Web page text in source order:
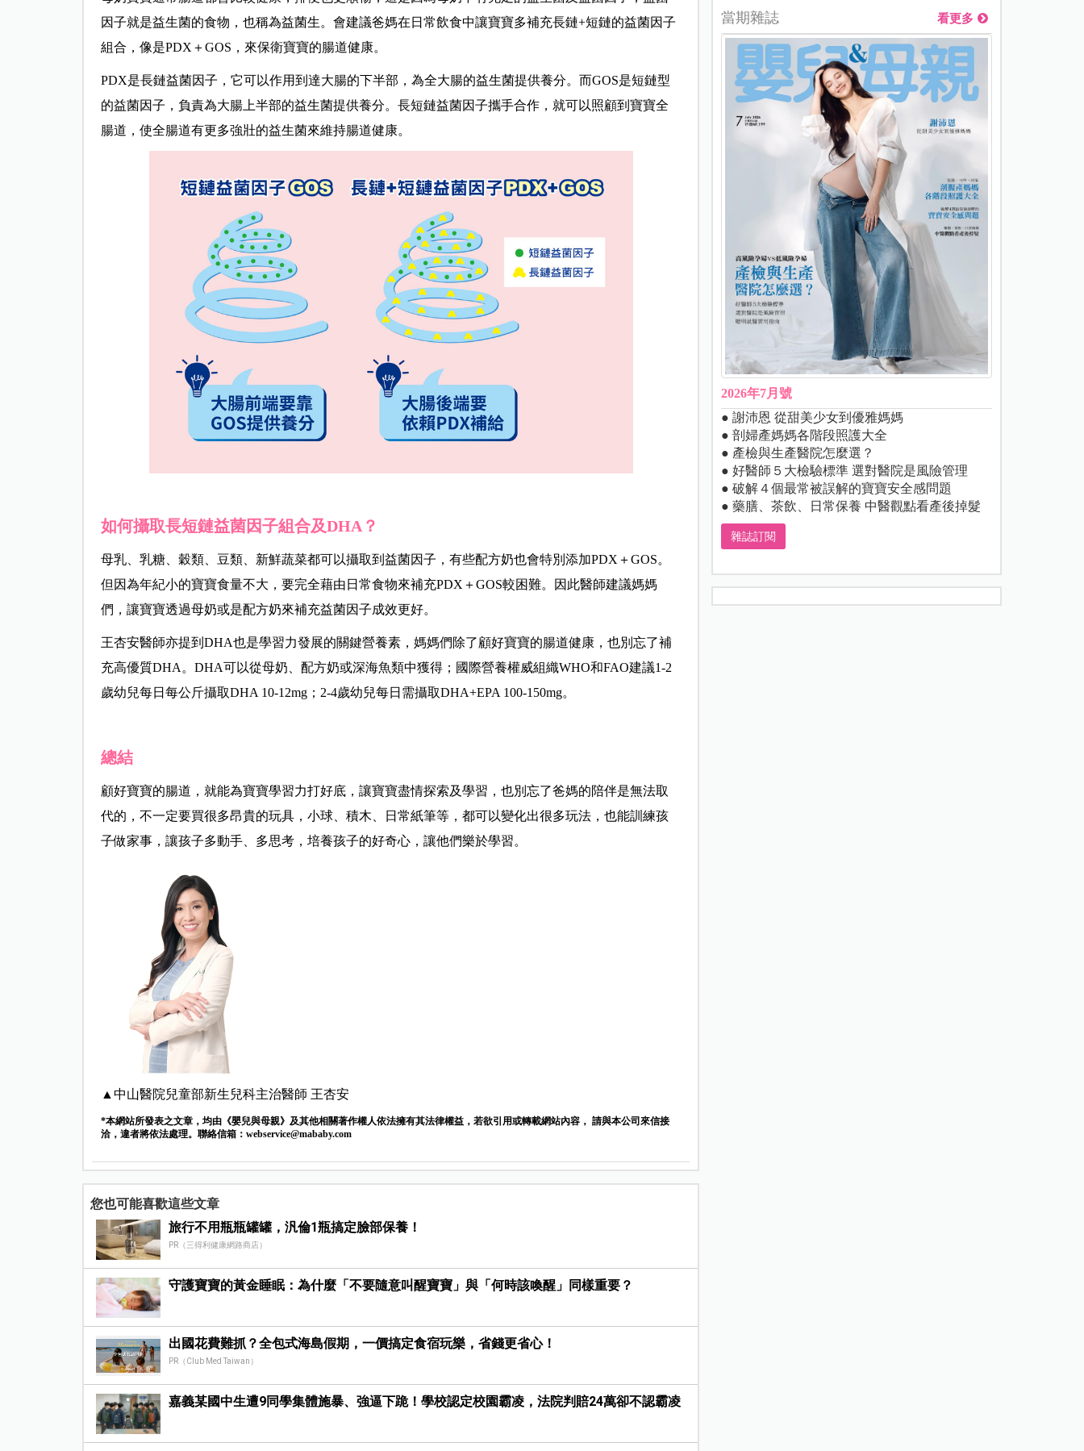
因子就是益生菌的食物，也稱為益菌生。會建議爸媽在日常飲食中讓寶寶多補充長鏈+短鏈的益菌因子
組合，像是PDX＋GOS，來保衛寶寶的腸道健康。
PDX是長鏈益菌因子，它可以作用到達大腸的下半部，為全大腸的益生菌提供養分。而GOS是短鏈型
的益菌因子，負責為大腸上半部的益生菌提供養分。長短鏈益菌因子攜手合作，就可以照顧到寶寶全
腸道，使全腸道有更多強壯的益生菌來維持腸道健康。
如何攝取長短鏈益菌因子組合及DHA？
母乳、乳糖、穀類、豆類、新鮮蔬菜都可以攝取到益菌因子，有些配方奶也會特別添加PDX＋GOS。
但因為年紀小的寶寶食量不大，要完全藉由日常食物來補充PDX＋GOS較困難。因此醫師建議媽媽
們，讓寶寶透過母奶或是配方奶來補充益菌因子成效更好。
王杏安醫師亦提到DHA也是學習力發展的關鍵營養素，媽媽們除了顧好寶寶的腸道健康，也別忘了補
充高優質DHA。DHA可以從母奶、配方奶或深海魚類中獲得；國際營養權威組織WHO和FAO建議1-2
歲幼兒每日每公斤攝取DHA 10-12mg；2-4歲幼兒每日需攝取DHA+EPA 100-150mg。
總結
顧好寶寶的腸道，就能為寶寶學習力打好底，讓寶寶盡情探索及學習，也別忘了爸媽的陪伴是無法取
代的，不一定要買很多昂貴的玩具，小球、積木、日常紙筆等，都可以變化出很多玩法，也能訓練孩
子做家事，讓孩子多動手、多思考，培養孩子的好奇心，讓他們樂於學習。
▲中山醫院兒童部新生兒科主治醫師 王杏安
*本網站所發表之文章，均由《嬰兒與母親》及其他相關著作權人依法擁有其法律權益，若欲引用或轉載網站內容， 請與本公司來信接
洽，違者將依法處理。聯絡信箱： webservice@mababy.com
您也可能喜歡這些文章
旅行不用瓶瓶罐罐，汎倫1瓶搞定臉部保養！
PR（三得利健康網路商店）
守護寶寶的黃金睡眠：為什麼「不要隨意叫醒寶寶」與「何時該喚醒」同樣重要？
出國花費難抓？全包式海島假期，一價搞定食宿玩樂，省錢更省心！
PR（Club Med Taiwan）
嘉義某國中生遭9同學集體施暴、強逼下跪！學校認定校園霸凌，法院判賠24萬卻不認霸凌
當期雜誌 看更多
2026年7月號
● 謝沛恩 從甜美少女到優雅媽媽
● 剖婦產媽媽各階段照護大全
● 產檢與生產醫院怎麼選？
● 好醫師５大檢驗標準 選對醫院是風險管理
● 破解４個最常被誤解的寶寶安全感問題
● 藥膳、茶飲、日常保養 中醫觀點看產後掉髮
雜誌訂閱